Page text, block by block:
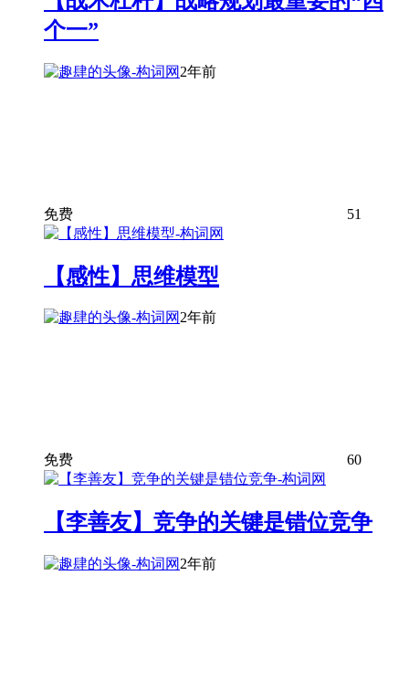
个一”
2年前
免费 51
【感性】思维模型
2年前
免费 60
【李善友】竞争的关键是错位竞争
2年前